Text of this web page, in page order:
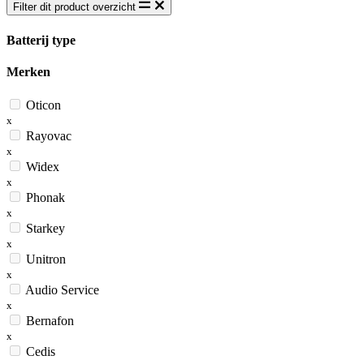
Filter dit product overzicht
Batterij type
Merken
Oticon
x
Rayovac
x
Widex
x
Phonak
x
Starkey
x
Unitron
x
Audio Service
x
Bernafon
x
Cedis